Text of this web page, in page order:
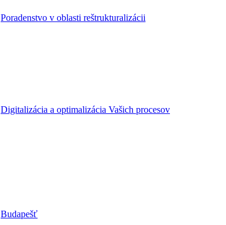
Poradenstvo v oblasti reštrukturalizácii
Digitalizácia a optimalizácia Vašich procesov
Budapešť